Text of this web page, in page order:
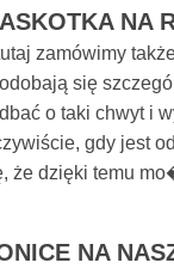
NA
zamówimy
się
o taki chwyt i
gdy jest
że dzięki temu
NA